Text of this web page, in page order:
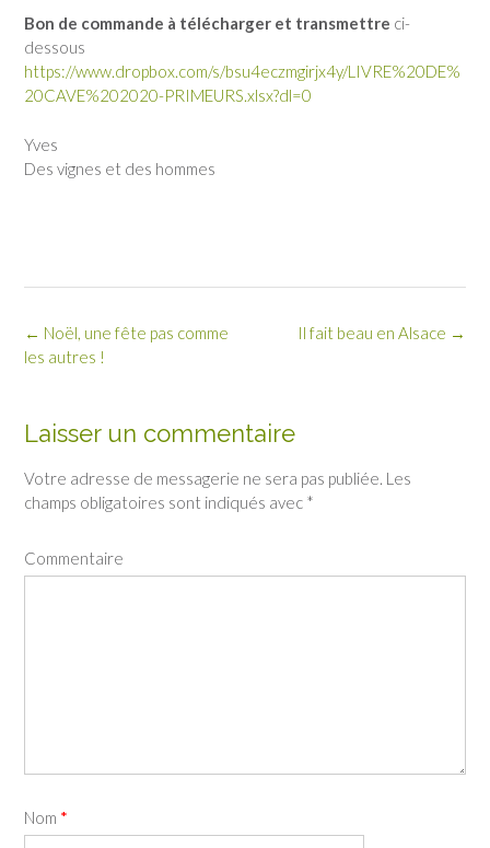
Bon de commande à télécharger et transmettre ci-
dessous
https://www.dropbox.com/s/bsu4eczmgirjx4y/LIVRE%20DE%
20CAVE%202020-PRIMEURS.xlsx?dl=0
Yves
Des vignes et des hommes
Post
navigation
Il fait beau en Alsace →
← Noël, une fête pas comme
les autres !
Laisser un commentaire
Votre adresse de messagerie ne sera pas publiée. Les
champs obligatoires sont indiqués avec *
Commentaire
Nom *